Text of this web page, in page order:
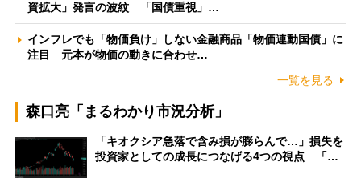
資拡大」発言の波紋 「国債重視」…
インフレでも「物価負け」しない金融商品「物価連動国債」に
注目 元本が物価の動きに合わせ…
一覧を見る
森口亮「まるわかり市況分析」
「キオクシア急落で含み損が膨らんで…」損失を
投資家としての成長につなげる4つの視点 「…